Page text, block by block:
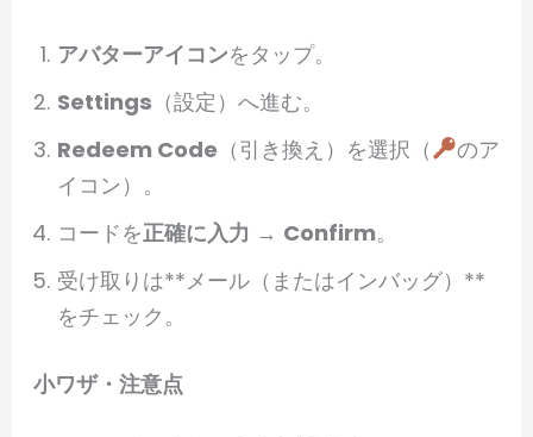
アバターアイコンをタップ。
Settings （設定）へ進む。
Redeem Code （引き換え）を選択（
のア
イコン）。
コードを正確に入力 → Confirm。
受け取りは**メール（またはインバッグ）**
をチェック。
小ワザ・注意点